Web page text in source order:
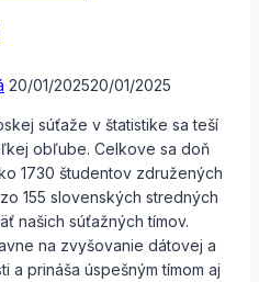
20/01/202520/01/2025
súťaže v štatistike sa teší
obľube. Celkove sa doň
1730 študentov združených
155 slovenských stredných
našich súťažných tímov.
na zvyšovanie dátovej a
a prináša úspešným tímom aj